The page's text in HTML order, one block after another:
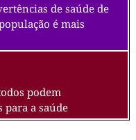
de saúde de
é mais
podem
a saúde